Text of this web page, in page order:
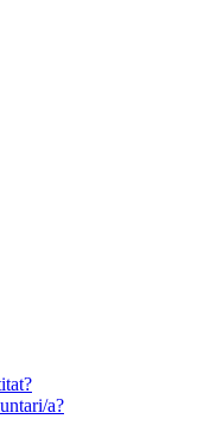
a?